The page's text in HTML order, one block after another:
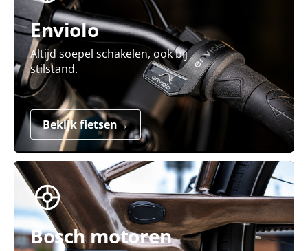
Enviolo
Altijd soepel schakelen, ook bij
stilstand.
Bekijk fietsen→
Bosch motoren